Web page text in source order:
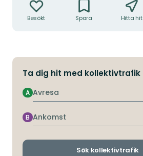
Besökt Spara Hitta hit
Ta dig hit med kollektivtrafik
Avresa
A
Ankomst
B
Sök kollektivtrafik